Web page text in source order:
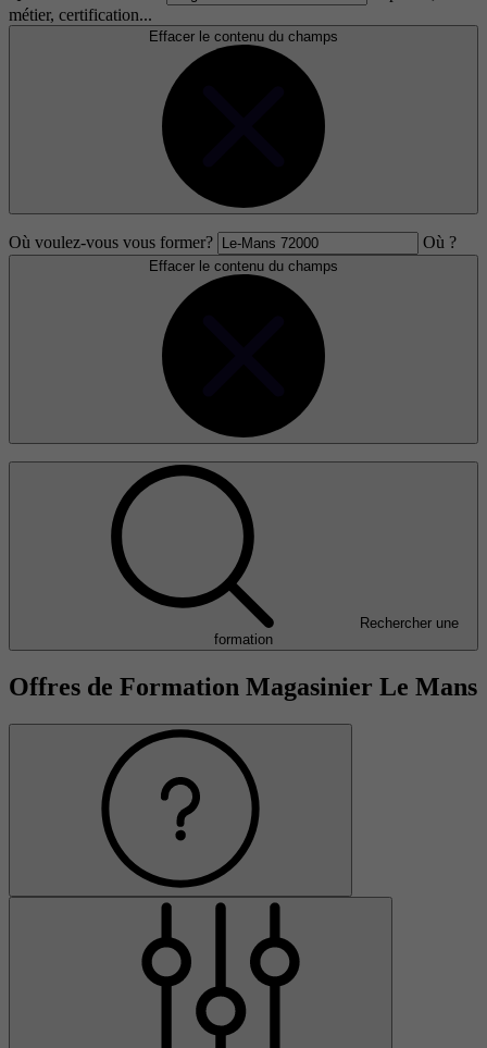
métier, certification...
Effacer le contenu du champs
Où voulez-vous vous former? Où ?
Effacer le contenu du champs
Rechercher une
formation
Offres de Formation Magasinier Le Mans